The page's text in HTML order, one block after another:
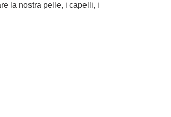
la nostra pelle, i capelli, i